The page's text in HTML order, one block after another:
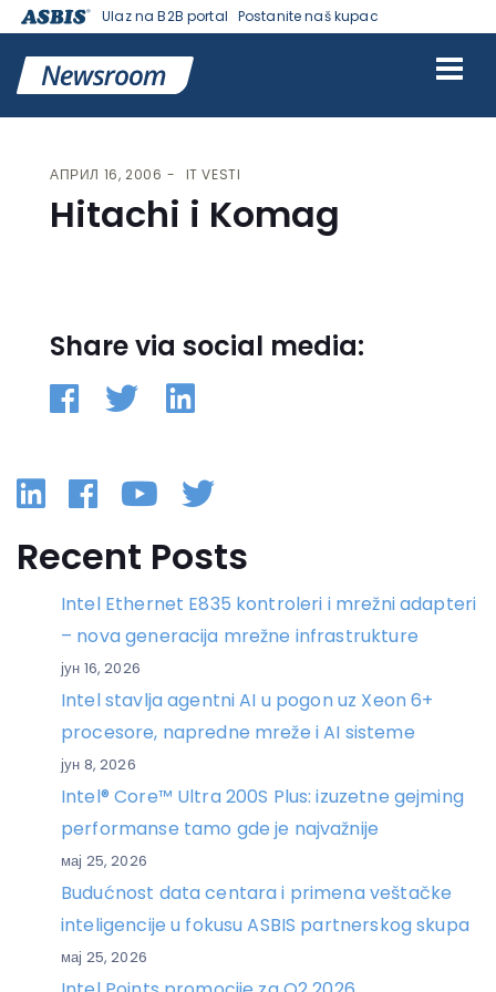
Ulaz na B2B portal Postanite naš kupac
АПРИЛ 16, 2006 IT VESTI
Hitachi i Komag
Share via social media:
Linkedin
Facebook
YouTube
Twitter
Recent Posts
Intel Ethernet E835 kontroleri i mrežni adapteri
– nova generacija mrežne infrastrukture
јун 16, 2026
Intel stavlja agentni AI u pogon uz Xeon 6+
procesore, napredne mreže i AI sisteme
јун 8, 2026
Intel® Core™ Ultra 200S Plus: izuzetne gejming
performanse tamo gde je najvažnije
мај 25, 2026
Budućnost data centara i primena veštačke
inteligencije u fokusu ASBIS partnerskog skupa
мај 25, 2026